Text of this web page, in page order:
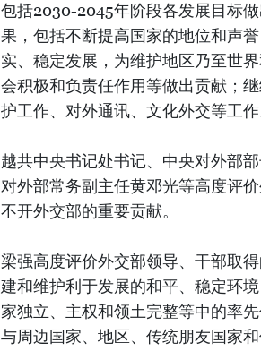
包括2030-2045年阶段各发展目标
果，包括不断提高国家的地位和声
实、稳定发展，为维护地区乃至世
会积极和负责任作用等做出贡献；
护工作、对外通讯、文化外交等工作
越共中央书记处书记、中央对外部
对外部常务副主任黄邓光等高度评
不开外交部的重要贡献。
梁强高度评价外交部领导、干部取
建和维护利于发展的和平、稳定环
家独立、主权和领土完整等中的率
与周边国家、地区、传统朋友国家